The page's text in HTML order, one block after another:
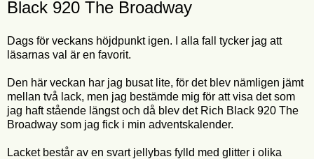
Black 920 The Broadway
Dags för veckans höjdpunkt igen. I alla fall tycker jag att
läsarnas val är en favorit.
Den här veckan har jag busat lite, för det blev nämligen jämt
mellan två lack, men jag bestämde mig för att visa det som
jag haft stående längst och då blev det Rich Black 920 The
Broadway som jag fick i min adventskalender.
Lacket består av en svart jellybas fylld med glitter i olika